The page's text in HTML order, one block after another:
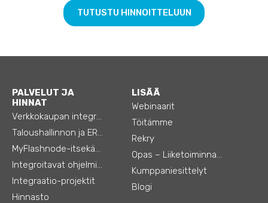
TUTUSTU HINNOITTELUUN
PALVELUT JA
HINNAT
Verkkokaupan integraatiot
Taloushallinnon ja ERP:n integraatiot
MyFlashnode-itsekäyttö-automaatio
Integroitavat ohjelmistot
Integraatio-projektit
Hinnasto
LISÄÄ
Webinaarit
Töitämme
Rekry
Opas – Liiketoiminnan tehostamiseen
Kumppaniesittelyt
Blogi